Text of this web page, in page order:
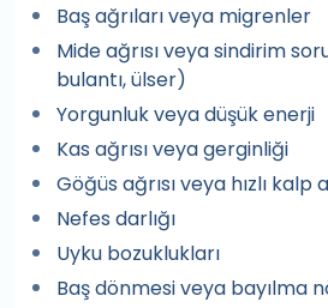
Baş ağrıları veya migrenler
Mide ağrısı veya sindirim
bulantı, ülser)
Yorgunluk veya düşük enerji
Kas ağrısı veya gerginliği
Göğüs ağrısı veya hızlı kalp
Nefes darlığı
Uyku bozuklukları
Baş dönmesi veya bayılma